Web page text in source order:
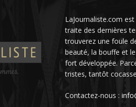
LaJournaliste.com
traite des dernières
trouverez une foule
beauté, la bouffe et
fort développée.
tristes, tantôt
Contactez-nous :